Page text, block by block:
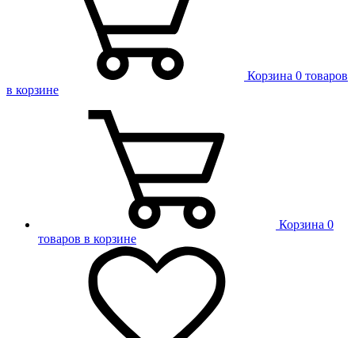
Корзина 0 товаров
в корзине
Корзина 0
товаров в корзине